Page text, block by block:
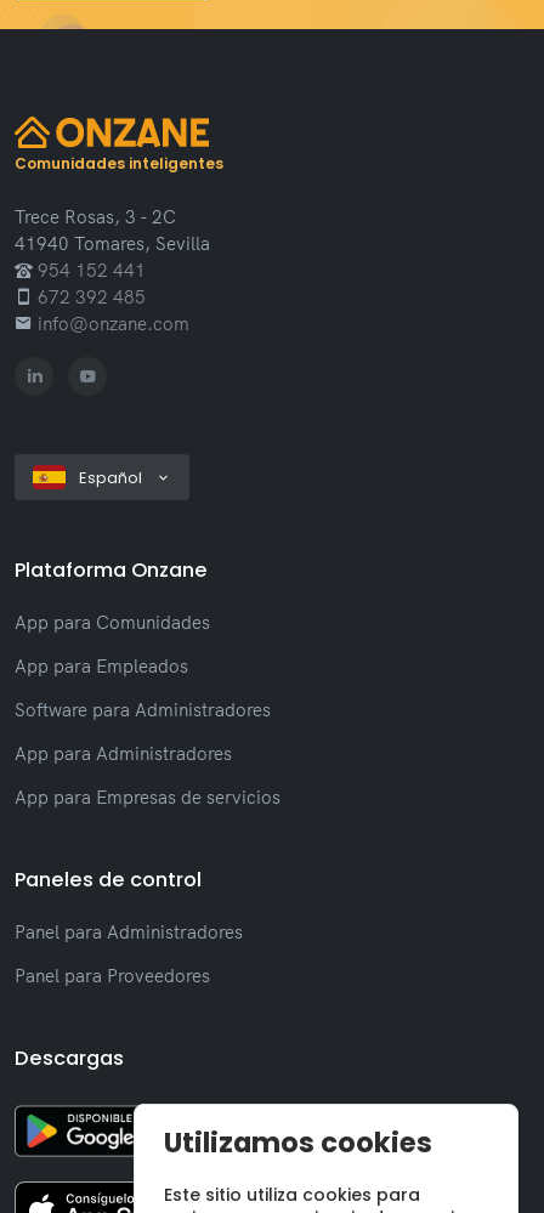
Comunidades inteligentes
Trece Rosas, 3 - 2C
41940 Tomares, Sevilla
954 152 441
672 392 485
info@onzane.com
Español
Plataforma Onzane
App para Comunidades
App para Empleados
Software para Administradores
App para Administradores
App para Empresas de servicios
Paneles de control
Panel para Administradores
Panel para Proveedores
Descargas
Utilizamos cookies
Este sitio utiliza cookies para